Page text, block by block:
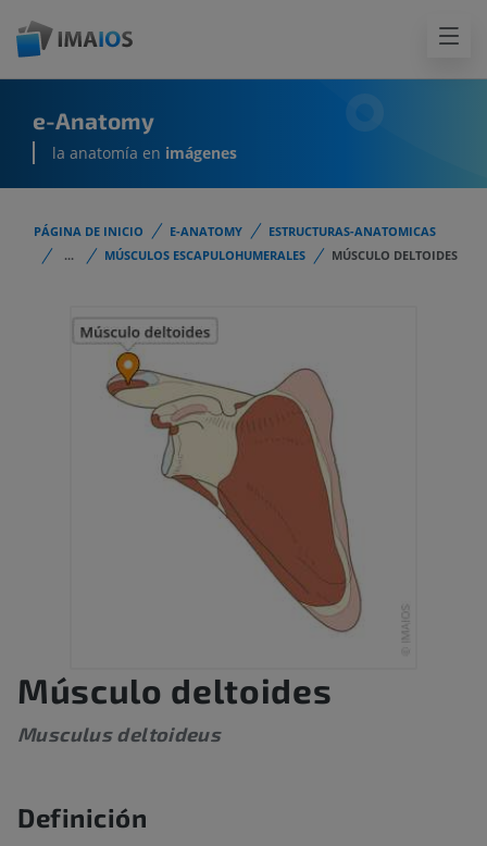
e-Anatomy
la anatomía en imágenes
PÁGINA DE INICIO E-ANATOMY
ESTRUCTURAS-ANATOMICAS
...
MÚSCULOS ESCAPULOHUMERALES MÚSCULO DELTOIDES
Músculo deltoides
Musculus deltoideus
Definición